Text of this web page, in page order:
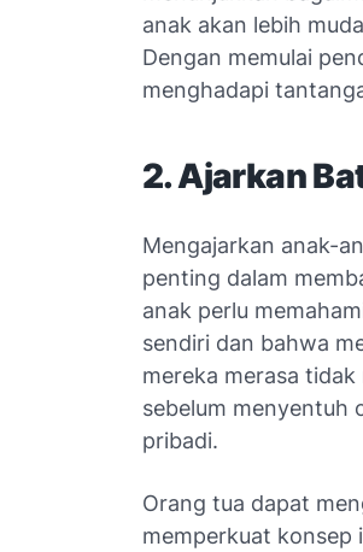
anak akan lebih
Dengan memulai
menghadapi
2. Ajarkan
Mengajarkan anak-
penting dalam
anak perlu
sendiri dan bahwa
mereka merasa
sebelum menyentuh
pribadi.
Orang tua dapat
memperkuat konsep